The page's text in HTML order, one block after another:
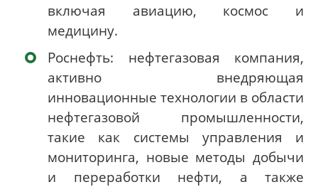
включая авиацию, космос и
медицину.
Роснефть: нефтегазовая компания,
активно внедряющая
инновационные технологии в области
нефтегазовой промышленности,
такие как системы управления и
мониторинга, новые методы добычи
и переработки нефти, а также